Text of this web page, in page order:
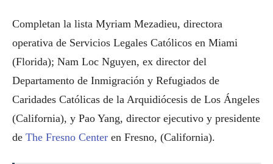
Completan la lista Myriam Mezadieu, directora
operativa de Servicios Legales Católicos en Miami
(Florida); Nam Loc Nguyen, ex director del
Departamento de Inmigración y Refugiados de
Caridades Católicas de la Arquidiócesis de Los Ángeles
(California), y Pao Yang, director ejecutivo y presidente
de The Fresno Center en Fresno, (California).